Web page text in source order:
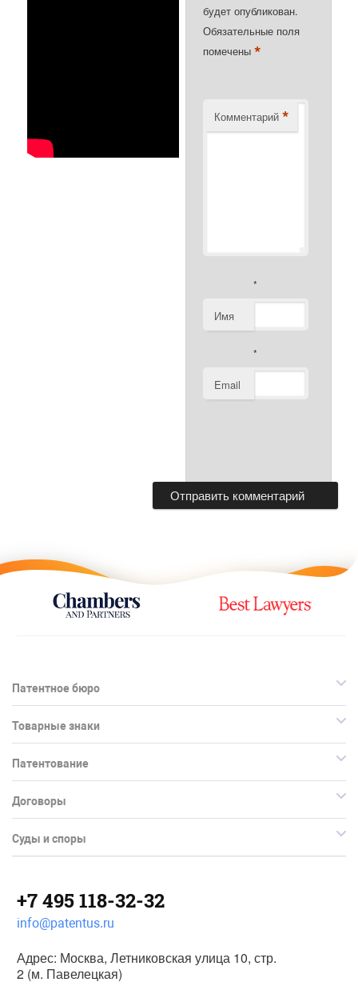
будет опубликован.
Обязательные поля
помечены*
Комментарий *
Имя
*
Email
*
Патентное бюро
Товарные знаки
Патентование
Договоры
Суды и споры
+7 495 118-32-32
info@patentus.ru
Адрес: Москва, Летниковская улица 10, стр.
2 (м. Павелецкая)